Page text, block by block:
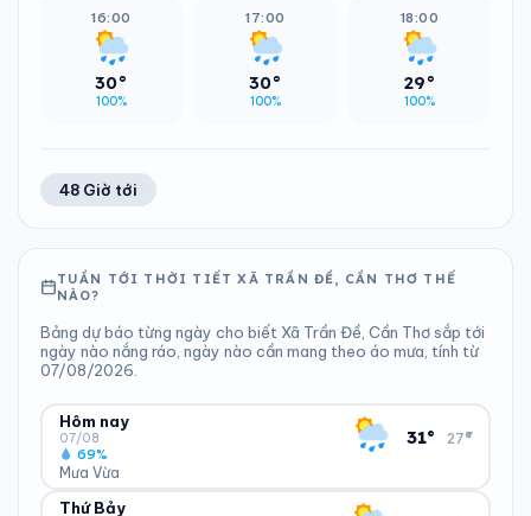
16:00
30°
100%
17:00
30°
100%
18:00
29°
100%
48 Giờ tới
TUẦN TỚI THỜI TIẾT XÃ TRẦN ĐỀ, CẦN THƠ THẾ
NÀO?
Bảng dự báo từng ngày cho biết Xã Trần Đề, Cần Thơ sắp tới
ngày nào nắng ráo, ngày nào cần mang theo áo mưa, tính từ
07/08/2026.
Hôm nay
07/08
Mưa Vừa
69%
31° 27°
▾
ĐỘ ẨM
Thứ Bảy